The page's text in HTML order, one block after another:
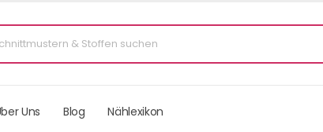
Uns Blog Nählexikon